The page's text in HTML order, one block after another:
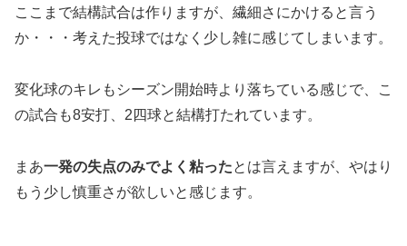
ここまで結構試合は作りますが、繊細さにかけると言う
か・・・考えた投球ではなく少し雑に感じてしまいます。
変化球のキレもシーズン開始時より落ちている感じで、こ
の試合も8安打、2四球と結構打たれています。
まあ一発の失点のみでよく粘ったとは言えますが、やはり
もう少し慎重さが欲しいと感じます。